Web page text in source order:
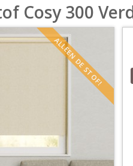
Cosy 300
ALLEEN DE STOF!